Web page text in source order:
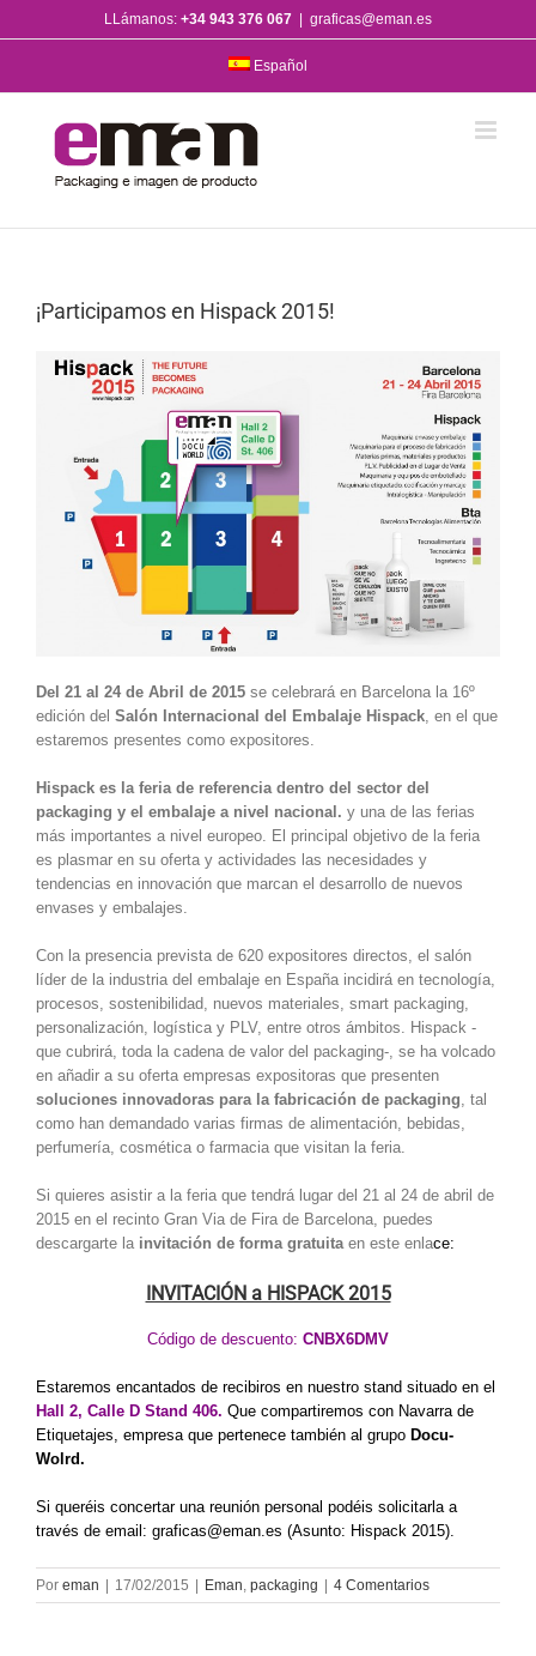
al
LLámanos: +34 943 376 067 graficas@eman.es
Español
¡Participamos en Hispack 2015!
Del 21 al 24 de Abril de 2015 se celebrará en Barcelona la 16º
edición del Salón Internacional del Embalaje Hispack, en el que
estaremos presentes como expositores.
Hispack es la feria de referencia dentro del sector del
packaging y el embalaje a nivel nacional. y una de las ferias
más importantes a nivel europeo. El principal objetivo de la feria
es plasmar en su oferta y actividades las necesidades y
tendencias en innovación que marcan el desarrollo de nuevos
envases y embalajes.
Con la presencia prevista de 620 expositores directos, el salón
líder de la industria del embalaje en España incidirá en tecnología,
procesos, sostenibilidad, nuevos materiales, smart packaging,
personalización, logística y PLV, entre otros ámbitos. Hispack -
que cubrirá, toda la cadena de valor del packaging-, se ha volcado
en añadir a su oferta empresas expositoras que presenten
soluciones innovadoras para la fabricación de packaging, tal
como han demandado varias firmas de alimentación, bebidas,
perfumería, cosmética o farmacia que visitan la feria.
Si quieres asistir a la feria que tendrá lugar del 21 al 24 de abril de
2015 en el recinto Gran Via de Fira de Barcelona, puedes
descargarte la invitación de forma gratuitaen este enlace:
INVITACIÓN a HISPACK 2015
Código de descuento: CNBX6DMV
Estaremos encantados de recibiros en nuestro stand situado en el
Hall 2, Calle D Stand 406. Que compartiremos con Navarra de
Etiquetajes, empresa que pertenece también al grupo Docu-
Wolrd.
Si queréis concertar una reunión personal podéis solicitarla a
través de email: graficas@eman.es (Asunto: Hispack 2015).
Por eman 17/02/2015 Eman, packaging 4 Comentarios